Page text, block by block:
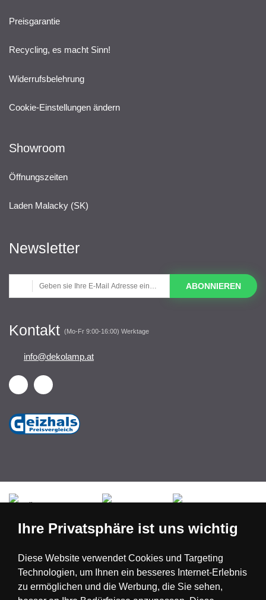
Preisgarantie
Recycling, es macht Sinn!
Widerrufsbelehrung
Cookie-Einstellungen ändern
Showroom
Öffnungszeiten
Laden Malacky (SK)
Newsletter
ABONNIEREN
Kontakt (Mo-Fr 9:00-16:00) Werktage
info@dekolamp.at
Nederland
Ihre Privatsphäre ist uns wichtig
Diese Website verwendet Cookies und Targeting
Technologien, um Ihnen ein besseres Internet-Erlebnis
zu ermöglichen und die Werbung, die Sie sehen,